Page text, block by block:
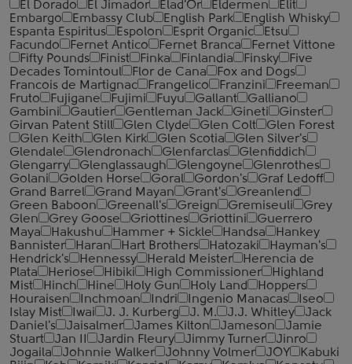
El Dorado
El Jimador Elad'Or Eldermen
Elit
Embargo
Embassy Club English Park
English Whisky
Espanta Espiritus
Espolon Esprit Organic
Etsu
Facundo
Fernet Antico Fernet Branca
Fernet Vittone
Fifty Pounds
Finist Finka Finlandia Finsky
Five
Decades Tomintoul
Flor de Cana
Fox and Dogs
Francois de Martignac
Frangelico Franzini
Freeman
Fruto
Fujigane Fujimi Fuyu Gallant
Galliano
Gambini
Gautier Gentleman Jack Gineti
Ginster
Girvan Patent Still
Glen Clyde Glen Colt
Glen Forest
Glen Keith
Glen Kirk Glen Scotia
Glen Silver's
Glendale
Glendronach Glenfarclas
Glenfiddich
Glengarry
Glenglassaugh Glengoyne
Glenrothes
Golani
Golden Horse Goral Gordon's
Graf Ledoff
Grand Barrel
Grand Mayan Grant's
Greanlend
Green Baboon
Greenall's Greign Gremiseuli
Grey
Glen
Grey Goose Griottines Griottini
Guerrero
Maya
Hakushu Hammer + Sickle Handsa
Hankey
Bannister
Haran Hart Brothers Hatozaki
Hayman's
Hendrick's
Hennessy Herald Meister
Herencia de
Plata
Heriose Hibiki High Commissioner
Highland
Mist
Hinch Hine Holy Gun Holy Land
Hoppers
Houraisen
Inchmoan Indri Ingenio Manacas
Iseo
Islay Mist
Iwai J. J. Kurberg J. M. J.J. Whitley
Jack
Daniel's
Jaisalmer James Kilton Jameson
Jamie
Stuart
Jan II Jardin Fleury Jimmy Turner
Jinro
Jogaila
Johnnie Walker Johnny Volmer JOY
Kabuki